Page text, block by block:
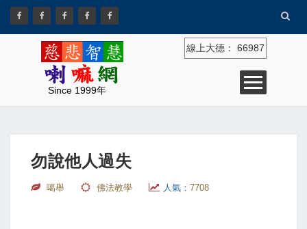
Since 1999年
線上大德： 66987
勿說他人過失
噶舉 佛法教學 人氣： 7708